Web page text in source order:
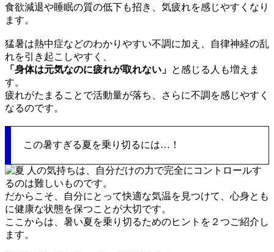
食欲減退や睡眠の質の低下も招き、気疲れを感じやすくなり
ます。
猛暑は熱中症などのわかりやすい不調に加え、自律神経の乱
れを引き起こしやすく、
「身体は元気なのに疲れが取れない」 と感じる人も増えま
す。
疲れがたまることで活動量が落ち、さらに不調を感じやすく
なるのです。
この暑すぎる夏を乗り切るには…！
人の気持ちは、自分だけの力で完全にコントロールす
るのは難しいものです。
だからこそ、自分にとって快適な気温を見つけて、心身とも
に健康な状態を保つことが大切です。
ここからは、暑い夏を乗り切るためのヒントを２つご紹介し
ます。